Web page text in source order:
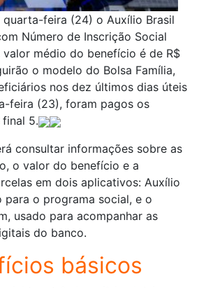
quarta-feira (24) o Auxílio Brasil
Número de Inscrição Social
valor médio do benefício é de R$
o modelo do Bolsa Família,
nos dez últimos dias úteis
feira (23), foram pagos os
5.
consultar informações sobre as
o valor do benefício e a
em dois aplicativos: Auxílio
para o programa social, e o
usado para acompanhar as
do banco.
básicos